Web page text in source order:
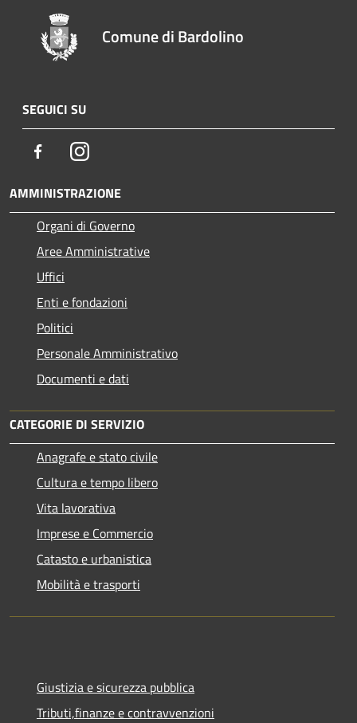
Comune di Bardolino
SEGUICI SU
FacebookInstagram
AMMINISTRAZIONE
Organi di Governo
Aree Amministrative
Uffici
Enti e fondazioni
Politici
Personale Amministrativo
Documenti e dati
CATEGORIE DI SERVIZIO
Anagrafe e stato civile
Cultura e tempo libero
Vita lavorativa
Imprese e Commercio
Catasto e urbanistica
Mobilità e trasporti
Giustizia e sicurezza pubblica
Tributi,finanze e contravvenzioni